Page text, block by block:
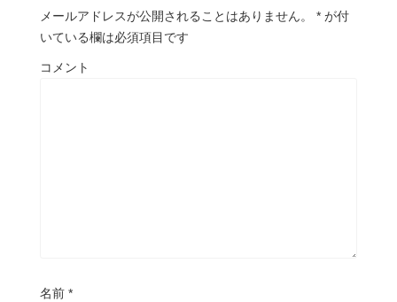
メールアドレスが公開されることはありません。 * が付
いている欄は必須項目です
コメント
名前 *